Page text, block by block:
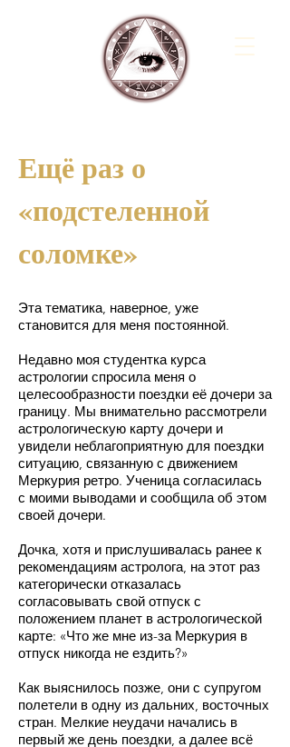
Ещё раз о
«подстеленной
соломке»
Эта тематика, наверное, уже
становится для меня постоянной.
Недавно моя студентка курса
астрологии спросила меня о
целесообразности поездки её дочери за
границу. Мы внимательно рассмотрели
астрологическую карту дочери и
увидели неблагоприятную для поездки
ситуацию, связанную с движением
Меркурия ретро. Ученица согласилась
с моими выводами и сообщила об этом
своей дочери.
Дочка, хотя и прислушивалась ранее к
рекомендациям астролога, на этот раз
категорически отказалась
согласовывать свой отпуск с
положением планет в астрологической
карте: «Что же мне из-за Меркурия в
отпуск никогда не ездить?»
Как выяснилось позже, они с супругом
полетели в одну из дальних, восточных
стран. Мелкие неудачи начались в
первый же день поездки, а далее всё